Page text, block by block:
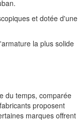
et dotée d'une
la plus solide
du temps, comparée
proposent
marques offrent